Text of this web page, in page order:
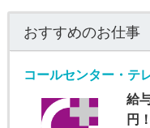
おすすめのお仕事
給
円！